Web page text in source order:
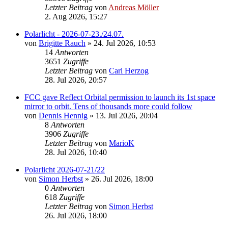
Letzter Beitrag von Andreas Möller
2. Aug 2026, 15:27
Polarlicht - 2026-07-23./24.07.
von Brigitte Rauch » 24. Jul 2026, 10:53
14 Antworten
3651 Zugriffe
Letzter Beitrag von Carl Herzog
28. Jul 2026, 20:57
FCC gave Reflect Orbital permission to launch its 1st space
mirror to orbit. Tens of thousands more could follow
von Dennis Hennig » 13. Jul 2026, 20:04
8 Antworten
3906 Zugriffe
Letzter Beitrag von MarioK
28. Jul 2026, 10:40
Polarlicht 2026-07-21/22
von Simon Herbst » 26. Jul 2026, 18:00
0 Antworten
618 Zugriffe
Letzter Beitrag von Simon Herbst
26. Jul 2026, 18:00